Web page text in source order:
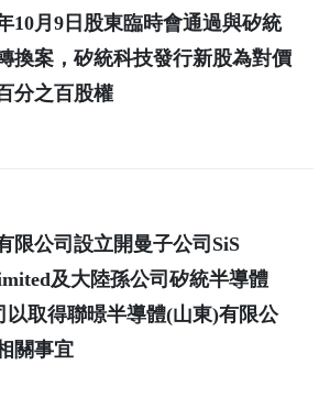
10月9日股東臨時會通過與矽統
換案，矽統科技發行新股為對價
分之百股權
限公司設立開曼子公司SiS
及大陸孫公司矽統半導體
以取得聯暻半導體(山東)有限公
關事宜